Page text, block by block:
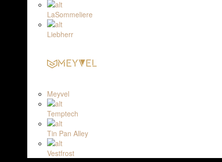
LaSommeliere
Liebherr
Meyvel
Temptech
Tin Pan Alley
Vestfrost